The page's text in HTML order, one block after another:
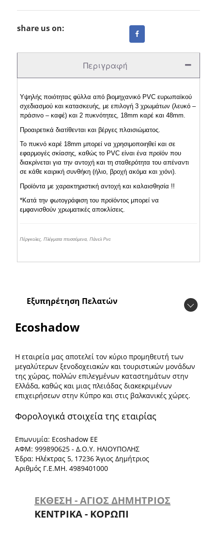
share us on:
Περιγραφή
Υψηλής ποιότητας φύλλα από βιομηχανικό PVC ευρωπαϊκού
σχεδιασμού και κατασκευής, με επιλογή 3 χρωμάτων (λευκό –
πράσινο – καφέ) και 2 πυκνότητες, 18mm καρέ και 48mm.
Προαιρετικά διατίθενται και βέργες πλαισιώματος.
Το πυκνό καρέ 18mm μπορεί να χρησιμοποιηθεί και σε
εφαρμογές σκίασης, καθώς το PVC είναι ένα προϊόν που
διακρίνεται για την αντοχή και τη σταθερότητα του απέναντι
σε κάθε καιρική συνθήκη (ήλιο, βροχή ακόμα και χιόνι).
Προϊόντα με χαρακτηριστική αντοχή και καλαισθησία !!
*Κατά την φωτογράφιση του προϊόντος μπορεί να
εμφανισθούν χρωματικές αποκλίσεις.
Πέργκολες, Πλέγματα πτυσσόμενα, Πάνελ Pvc
Εξυπηρέτηση Πελατών
Ecoshadow
Η εταιρεία μας αποτελεί τον κύριο προμηθευτή των
μεγαλύτερων ξενοδοχειακών και τουριστικών μονάδων
της χώρας, πολλών επιλεγμένων καταστημάτων στην
Ελλάδα, καθώς και μιας πλειάδας διακεκριμένων
επιχειρήσεων στην Κύπρο και στις βαλκανικές χώρες.
Φορολογικά στοιχεία της εταιρίας
Επωνυμία: Ecoshadow ΕΕ
ΑΦΜ: 999890625 - Δ.Ο.Υ. ΗΛΙΟΥΠΟΛΗΣ
Έδρα: Ηλέκτρας 5, 17236 Άγιος Δημήτριος
Αριθμός Γ.Ε.ΜΗ. 4989401000
ΕΚΘΕΣΗ - ΑΓΙΟΣ ΔΗΜΗΤΡΙΟΣ
ΚΕΝΤΡΙΚΑ - ΚΟΡΩΠΙ